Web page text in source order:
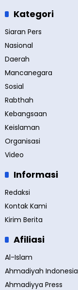
Kategori
Siaran Pers
Nasional
Daerah
Mancanegara
Sosial
Rabthah
Kebangsaan
Keislaman
Organisasi
Video
Informasi
Redaksi
Kontak Kami
Kirim Berita
Afiliasi
Al-Islam
Ahmadiyah Indonesia
Ahmadiyya Press